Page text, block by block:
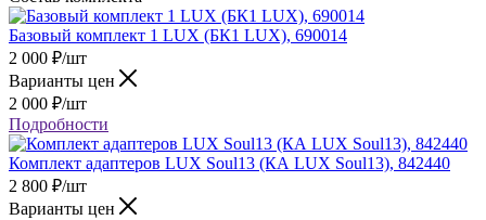
Базовый комплект 1 LUX (БК1 LUX), 690014
2 000 ₽/шт
Варианты цен
2 000 ₽/шт
Подробности
Комплект адаптеров LUX Soul13 (КА LUX Soul13), 842440
2 800 ₽/шт
Варианты цен